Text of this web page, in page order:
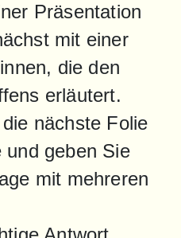
Präsentation
mit einer
die den
erläutert.
nächste Folie
und geben Sie
mit mehreren